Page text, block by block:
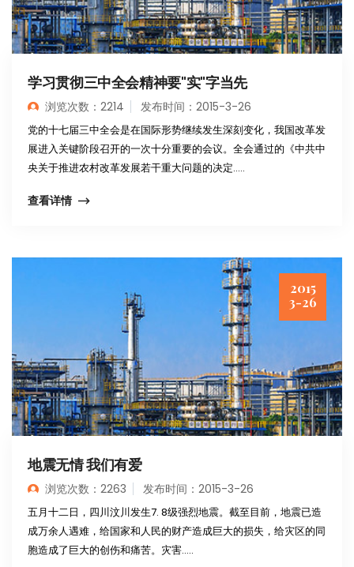
学习贯彻三中全会精神要"实"字当先
浏览次数：2214 发布时间：2015-3-26
党的十七届三中全会是在国际形势继续发生深刻变化，我国改革发
展进入关键阶段召开的一次十分重要的会议。全会通过的《中共中
央关于推进农村改革发展若干重大问题的决定.....
查看详情
2015
3-26
地震无情 我们有爱
浏览次数：2263 发布时间：2015-3-26
五月十二日，四川汶川发生7. 8级强烈地震。截至目前，地震已造
成万余人遇难，给国家和人民的财产造成巨大的损失，给灾区的同
胞造成了巨大的创伤和痛苦。灾害.....